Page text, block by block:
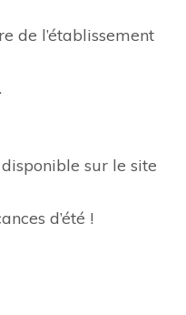
de l’établissement
.
sur le site
d’été !